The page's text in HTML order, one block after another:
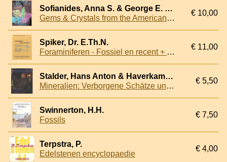
Sofianides, Anna S. & George E. Harlow
Gems & Crystals from the American Museum of Natural History
€ 10,00
Spiker, Dr. E.Th.N.
Foraminiferen - Fossiel en recent + bijlage
€ 11,00
Stalder, Hans Anton & Haverkamp, Franz
Mineralien: Verborgene Schätze unsere Alpem
€ 5,50
Swinnerton, H.H.
Fossils
€ 7,50
Terpstra, P.
Edelstenen encyclopaedie
€ 4,00